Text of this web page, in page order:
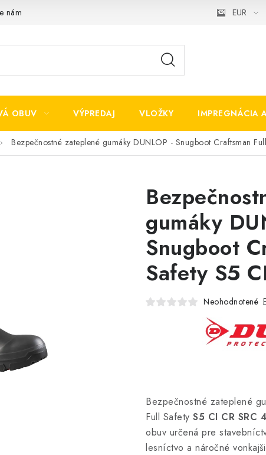
nám EUR
OBUV VÝPREDAJ VLOŽKY IMPREGNÁCIA
Bezpečnostné zateplené gumáky DUNLOP - Snugboot Craftsman
gumáky
Snugboot
Safety S5
Neohodnotené
Bezpečnostné zateplené
Full Safety S5 CI CR SRC
obuv určená pre
lesníctvo a náročné